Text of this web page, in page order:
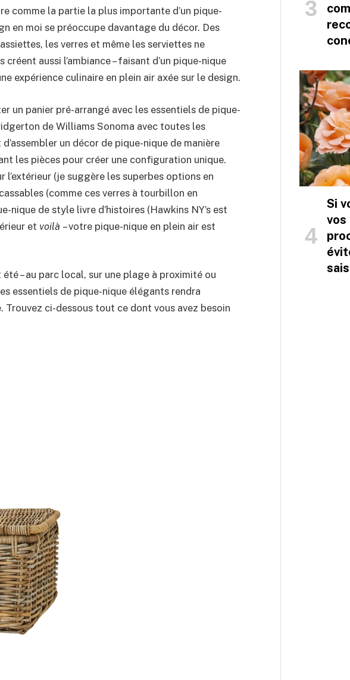
comme la partie la plus importante d’un pique-
en moi se préoccupe davantage du décor. Des
les verres et même les serviettes ne
aussi l’ambiance – faisant d’un pique-nique
expérience culinaire en plein air axée sur le design.
un panier pré-arrangé avec les essentiels de pique-
de Williams Sonoma avec toutes les
un décor de pique-nique de manière
les pièces pour créer une configuration unique.
(je suggère les superbes options en
(comme ces verres à tourbillon en
nique de style livre d’histoires (Hawkins NY’s est
et voilà – votre pique-nique en plein air est
– au parc local, sur une plage à proximité ou
essentiels de pique-nique élégants rendra
Trouvez ci-dessous tout ce dont vous avez besoin
Si
vos